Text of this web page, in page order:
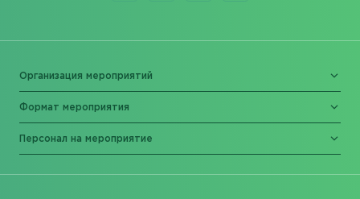
Организация мероприятий
Формат мероприятия
Персонал на мероприятие